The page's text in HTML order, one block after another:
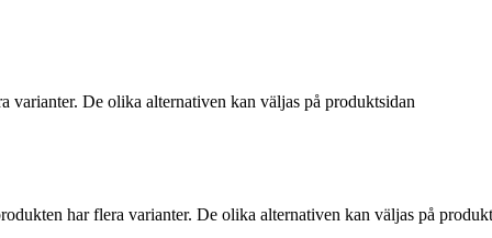
varianter. De olika alternativen kan väljas på produktsidan
har flera varianter. De olika alternativen kan väljas på